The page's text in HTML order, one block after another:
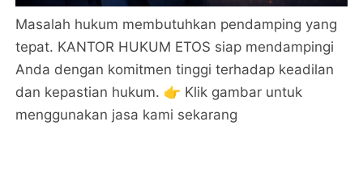
Masalah hukum membutuhkan pendamping yang
tepat. KANTOR HUKUM ETOS siap mendampingi
Anda dengan komitmen tinggi terhadap keadilan
dan kepastian hukum. 👉 Klik gambar untuk
menggunakan jasa kami sekarang